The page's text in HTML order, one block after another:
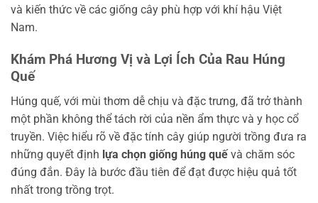
và kiến thức về các giống cây phù hợp với khí hậu Việt
Nam.
Khám Phá Hương Vị và Lợi Ích Của Rau Húng
Quế
Húng quế, với mùi thơm dễ chịu và đặc trưng, đã trở thành
một phần không thể tách rời của nền ẩm thực và y học cổ
truyền. Việc hiểu rõ về đặc tính cây giúp người trồng đưa ra
những quyết định lựa chọn giống húng quếvà chăm sóc
đúng đắn. Đây là bước đầu tiên để đạt được hiệu quả tốt
nhất trong trồng trọt.